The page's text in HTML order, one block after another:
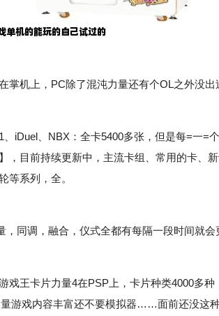
机上，PC除了混沌力量还有个OL之外没出
、NBX：全卡5400多张，但是每=一=
，目前持续更新中，主流卡组、常用的卡、
等系列，全。
同调，融合，仪式全都有每隔一段时间就会
卡片力量4在PSP上，卡片种类4000多种
游戏内容丰富还不要模拟器……面前还没这